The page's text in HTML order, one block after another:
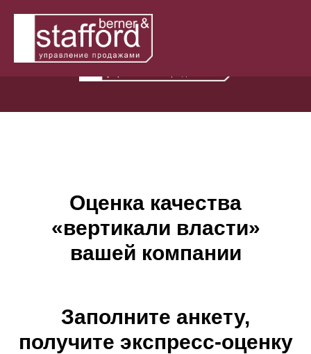
Оценка качества
«вертикали власти»
вашей компании
Заполните анкету,
получите экспресс-оценку